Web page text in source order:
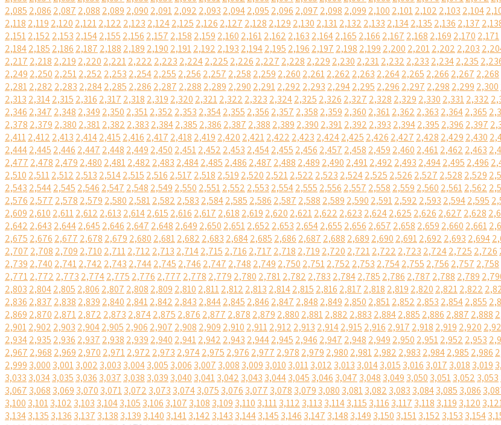
2,085 2,086 2,087 2,088 2,089 2,090 2,0912,092 2,093 2,0942,095 2,096 2,097 2,098 2,099 2,100 2,1012,102 2,103 2,104
2,118 2,119 2,120 2,1212,122 2,123 2,1242,125 2,126 2,127 2,128 2,129 2,130 2,1312,132 2,133 2,1342,135 2,136 2,137
2,1512,152 2,153 2,1542,155 2,156 2,157 2,158 2,159 2,160 2,1612,162 2,163 2,1642,165 2,166 2,167 2,168 2,169 2,170 2,171
2,1842,185 2,186 2,187 2,188 2,189 2,190 2,1912,192 2,193 2,1942,195 2,196 2,197 2,198 2,199 2,200 2,2012,202 2,203
2,217 2,218 2,219 2,220 2,2212,222 2,223 2,2242,225 2,226 2,227 2,228 2,229 2,230 2,2312,232 2,233 2,2342,235
2,249 2,250 2,2512,252 2,253 2,2542,255 2,256 2,257 2,258 2,259 2,260 2,2612,262 2,263 2,2642,265 2,266 2,267 2,268
2,2812,282 2,283 2,2842,285 2,286 2,287 2,288 2,289 2,290 2,2912,292 2,293 2,2942,295 2,296 2,297 2,298 2,299 2,300
2,313 2,3142,315 2,316 2,317 2,318 2,319 2,320 2,3212,322 2,323 2,3242,325 2,326 2,327 2,328 2,329 2,330 2,3312,332
2,346 2,347 2,348 2,349 2,350 2,3512,352 2,353 2,3542,355 2,356 2,357 2,358 2,359 2,360 2,3612,362 2,363 2,3642,365
2,378 2,379 2,380 2,3812,382 2,383 2,3842,385 2,386 2,387 2,388 2,389 2,390 2,3912,392 2,393 2,3942,395 2,396 2,397
2,4112,412 2,413 2,4142,415 2,416 2,417 2,418 2,419 2,420 2,4212,422 2,423 2,4242,425 2,426 2,427 2,428 2,429 2,430
2,4442,445 2,446 2,447 2,448 2,449 2,450 2,4512,452 2,453 2,4542,455 2,456 2,457 2,458 2,459 2,460 2,4612,462 2,463
2,477 2,478 2,479 2,480 2,4812,482 2,483 2,4842,485 2,486 2,487 2,488 2,489 2,490 2,4912,492 2,493 2,4942,495 2,496
2,510 2,5112,512 2,513 2,5142,515 2,516 2,517 2,518 2,519 2,520 2,5212,522 2,523 2,5242,525 2,526 2,527 2,528 2,529
2,543 2,5442,545 2,546 2,547 2,548 2,549 2,550 2,5512,552 2,553 2,5542,555 2,556 2,557 2,558 2,559 2,560 2,5612,562
2,576 2,577 2,578 2,579 2,580 2,5812,582 2,583 2,5842,585 2,586 2,587 2,588 2,589 2,590 2,5912,592 2,593 2,5942,595
2,609 2,610 2,6112,612 2,613 2,6142,615 2,616 2,617 2,618 2,619 2,620 2,6212,622 2,623 2,6242,625 2,626 2,627 2,628
2,642 2,643 2,6442,645 2,646 2,647 2,648 2,649 2,650 2,6512,652 2,653 2,6542,655 2,656 2,657 2,658 2,659 2,660 2,661
2,675 2,676 2,677 2,678 2,679 2,680 2,6812,682 2,683 2,6842,685 2,686 2,687 2,688 2,689 2,690 2,6912,692 2,693 2,694
2,707 2,708 2,709 2,710 2,7112,712 2,713 2,7142,715 2,716 2,717 2,718 2,719 2,720 2,7212,722 2,723 2,7242,725 2,726
2,739 2,740 2,7412,742 2,743 2,7442,745 2,746 2,747 2,748 2,749 2,750 2,7512,752 2,753 2,7542,755 2,756 2,757 2,758
2,7712,772 2,773 2,7742,775 2,776 2,777 2,778 2,779 2,780 2,7812,782 2,783 2,7842,785 2,786 2,787 2,788 2,789
2,803 2,8042,805 2,806 2,807 2,808 2,809 2,810 2,8112,812 2,813 2,8142,815 2,816 2,817 2,818 2,819 2,820 2,8212,822
2,836 2,837 2,838 2,839 2,840 2,8412,842 2,843 2,8442,845 2,846 2,847 2,848 2,849 2,850 2,8512,852 2,853 2,8542,855
2,869 2,870 2,8712,872 2,873 2,8742,875 2,876 2,877 2,878 2,879 2,880 2,8812,882 2,883 2,8842,885 2,886 2,887 2,888
2,9012,902 2,903 2,9042,905 2,906 2,907 2,908 2,909 2,910 2,9112,912 2,913 2,9142,915 2,916 2,917 2,918 2,919 2,920
2,9342,935 2,936 2,937 2,938 2,939 2,940 2,9412,942 2,943 2,9442,945 2,946 2,947 2,948 2,949 2,950 2,9512,952 2,953
2,967 2,968 2,969 2,970 2,9712,972 2,973 2,9742,975 2,976 2,977 2,978 2,979 2,980 2,9812,982 2,983 2,9842,985 2,986
2,999 3,000 3,0013,002 3,003 3,0043,005 3,006 3,007 3,008 3,009 3,010 3,0113,012 3,013 3,0143,015 3,016 3,017 3,018 3,019
3,033 3,0343,035 3,036 3,037 3,038 3,039 3,040 3,0413,042 3,043 3,0443,045 3,046 3,047 3,048 3,049 3,050 3,0513,052 3,053
3,067 3,068 3,069 3,070 3,0713,072 3,073 3,0743,075 3,076 3,077 3,078 3,079 3,080 3,0813,082 3,083 3,0843,085 3,086
3,100 3,1013,102 3,103 3,1043,105 3,106 3,107 3,108 3,109 3,110 3,1113,112 3,113 3,1143,115 3,116 3,117 3,118 3,119 3,120
3,1343,135 3,136 3,137 3,138 3,139 3,140 3,1413,142 3,143 3,1443,145 3,146 3,147 3,148 3,149 3,150 3,1513,152 3,153 3,154